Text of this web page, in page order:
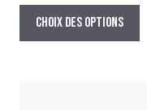
prix :
29,00€
à
Choix des options
a